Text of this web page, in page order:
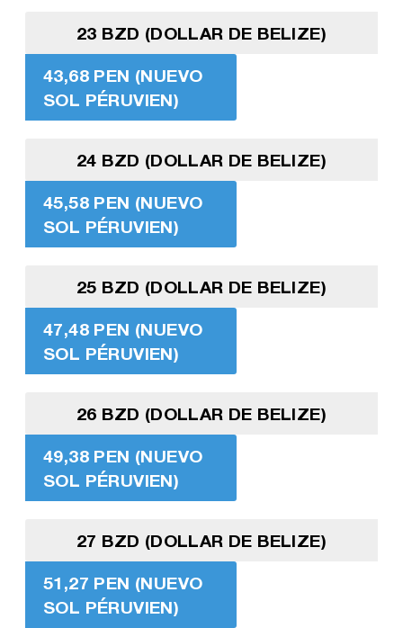
23 BZD (DOLLAR DE BELIZE)
43,68 PEN (NUEVO
SOL PÉRUVIEN)
24 BZD (DOLLAR DE BELIZE)
45,58 PEN (NUEVO
SOL PÉRUVIEN)
25 BZD (DOLLAR DE BELIZE)
47,48 PEN (NUEVO
SOL PÉRUVIEN)
26 BZD (DOLLAR DE BELIZE)
49,38 PEN (NUEVO
SOL PÉRUVIEN)
27 BZD (DOLLAR DE BELIZE)
51,27 PEN (NUEVO
SOL PÉRUVIEN)